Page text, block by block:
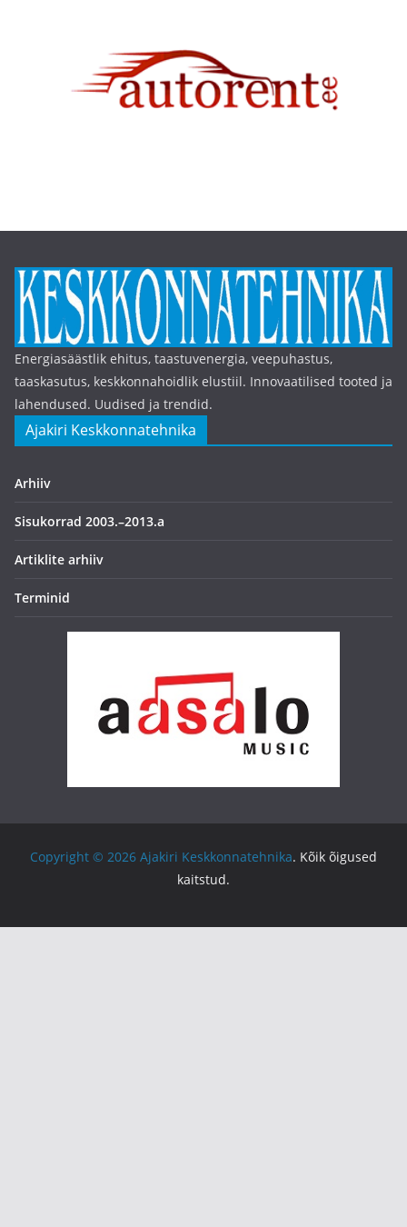
Energiasäästlik ehitus, taastuvenergia, veepuhastus,
taaskasutus, keskkonnahoidlik elustiil. Innovaatilised tooted ja
lahendused. Uudised ja trendid.
Ajakiri Keskkonnatehnika
Arhiiv
Sisukorrad 2003.–2013.a
Artiklite arhiiv
Terminid
Copyright © 2026 Ajakiri Keskkonnatehnika. Kõik õigused
kaitstud.